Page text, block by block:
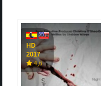
HD
2017
4,6